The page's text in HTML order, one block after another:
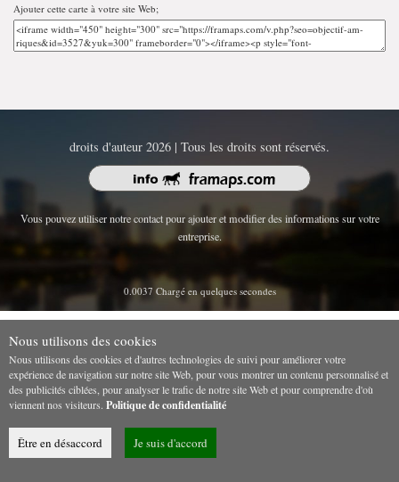
Ajouter cette carte à votre site Web;
droits d'auteur 2026 | Tous les droits sont réservés.
Vous pouvez utiliser notre contact pour ajouter et modifier des informations sur votre
entreprise.
0.0037 Chargé en quelques secondes
Nous utilisons des cookies
Nous utilisons des cookies et d'autres technologies de suivi pour améliorer votre
expérience de navigation sur notre site Web, pour vous montrer un contenu personnalisé et
des publicités ciblées, pour analyser le trafic de notre site Web et pour comprendre d'où
viennent nos visiteurs. Politique de confidentialité
Être en désaccord Je suis d'accord